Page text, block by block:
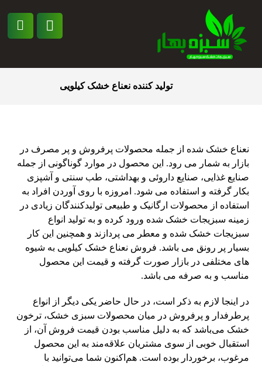
تولید کننده نعناع خشک کیلویی
نعناع خشک شده از جمله محصولات پرفروش و پر مصرف در
بازار به شمار می رود. این محصول در موارد گوناگونی از جمله
صنایع غذایی، صنایع داروئی و بهداشتی، طب سنتی و آشپزی
بکار گرفته و استفاده می شود. امروزه با روی آوردن افراد به
استفاده از محصولات ارگانیک و طبیعی تولیدکنندگان زیادی در
زمینه سبزیجات خشک شده ورود کرده و به تولید انواع
سبزیجات خشک شده و معطر می پردازند و همچنین این کار
بسیار پر رونق می باشد. فروش نعناع خشک کیلویی به شیوه
های مختلفی در بازار صورت گرفته و قیمت این محصول
مناسب و به صرفه می باشد.
در اینجا لازم به ذکر است، در حال حاضر یکی دیگر از انواع
پرطرفدار و پرفروش در میان محصولات سبزی خشک، ترخون
خشک می‌باشد که به دلیل مناسب بودن قیمت فروش آن، از
استقبال خوبی از سوی مشتریان علاقه‌مند به این محصول
مرغوب، برخوردار بوده است. هم‌اکنون شما می‌توانید با